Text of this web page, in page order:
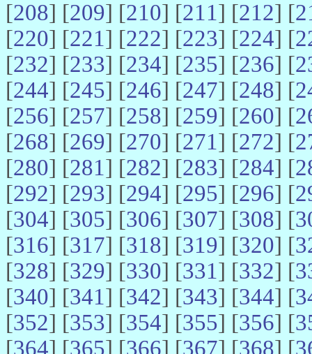
[208] [209] [210] [211] [212] [
[220] [221] [222] [223] [224] [
[232] [233] [234] [235] [236] [
[244] [245] [246] [247] [248] [
[256] [257] [258] [259] [260] [
[268] [269] [270] [271] [272] [
[280] [281] [282] [283] [284] [
[292] [293] [294] [295] [296] [
[304] [305] [306] [307] [308] [
[316] [317] [318] [319] [320] [
[328] [329] [330] [331] [332] [
[340] [341] [342] [343] [344] [
[352] [353] [354] [355] [356] [
[364] [365] [366] [367] [368] [